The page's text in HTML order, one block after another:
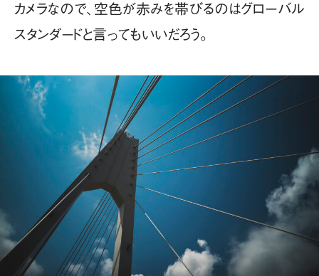
カメラなので、空色が赤みを帯びるのはグローバル
スタンダードと言ってもいいだろう。